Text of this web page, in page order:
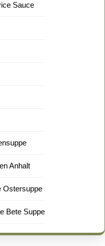
Sauce
Anhalt
Ostersuppe
Bete Suppe